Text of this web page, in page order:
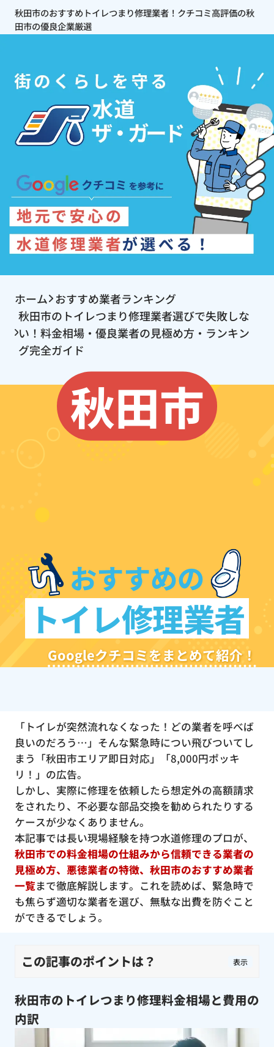
秋田市のおすすめトイレつまり修理業者！クチコミ高評価の秋
田市の優良企業厳選
ホーム おすすめ業者ランキング
秋田市のトイレつまり修理業者選びで失敗しな
い！料金相場・優良業者の見極め方・ランキン
グ完全ガイド
秋田市
おすすめの
トイレ修理業者
Googleクチコミをまとめて紹介！
「トイレが突然流れなくなった！どの業者を呼べば
良いのだろう…」そんな緊急時につい飛びついてし
まう「秋田市エリア即日対応」「8,000円ポッキ
リ！」の広告。
しかし、実際に修理を依頼したら想定外の高額請求
をされたり、不必要な部品交換を勧められたりする
ケースが少なくありません。
本記事では長い現場経験を持つ水道修理のプロが、
秋田市での料金相場の仕組みから信頼できる業者の
見極め方、悪徳業者の特徴、秋田市のおすすめ業者
一覧まで徹底解説します。これを読めば、緊急時で
も焦らず適切な業者を選び、無駄な出費を防ぐこと
ができるでしょう。
この記事のポイントは？ 表示
秋田市のトイレつまり修理料金相場と費用の
内訳